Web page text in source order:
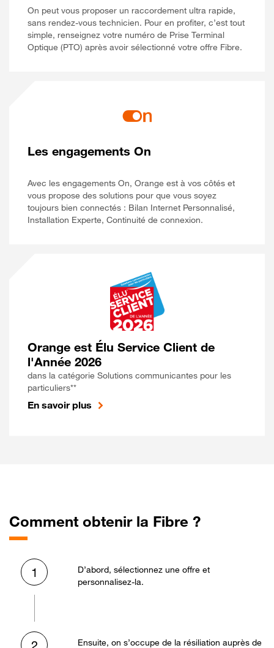
On peut vous proposer un raccordement ultra rapide,
sans rendez-vous technicien. Pour en profiter, c’est tout
simple, renseignez votre numéro de Prise Terminal
Optique (PTO) après avoir sélectionné votre offre Fibre.
Les engagements On
Avec les engagements On, Orange est à vos côtés et
vous propose des solutions pour que vous soyez
toujours bien connectés : Bilan Internet Personnalisé,
Installation Experte, Continuité de connexion.
Orange est Élu Service Client de
l'Année 2026
dans la catégorie Solutions communicantes pour les
particuliers**
En savoir plus
Comment obtenir la Fibre ?
1
D’abord, sélectionnez une offre et
personnalisez-la.
Ensuite, on s’occupe de la résiliation auprès de